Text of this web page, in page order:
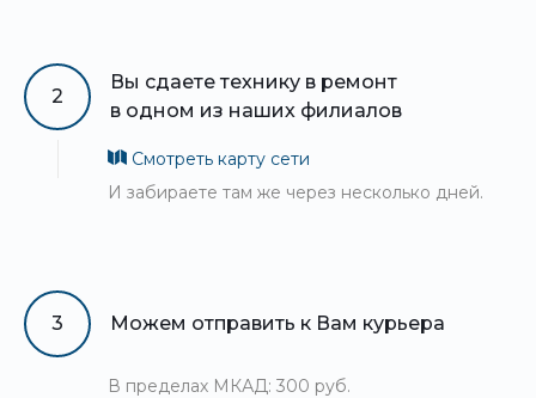
2
Вы сдаете технику в ремонт
в одном из наших филиалов
Смотреть карту сети
И забираете там же через несколько дней.
3 Можем отправить к Вам курьера
В пределах МКАД: 300 руб.